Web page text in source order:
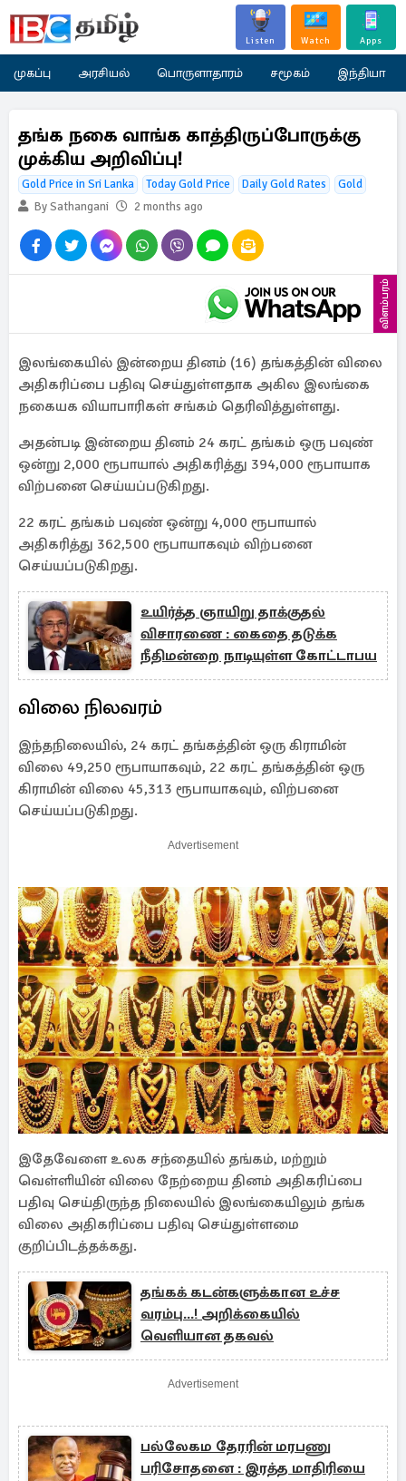
Listen Watch Apps
முகப்பு அரசியல் பொருளாதாரம் சமூகம் இந்தியா
தங்க நகை வாங்க காத்திருப்போருக்கு
முக்கிய அறிவிப்பு!
Gold Price in Sri Lanka Today Gold Price Daily Gold Rates
Gold
By Sathangani
2 months ago
விளம்பரம்
இலங்கையில் இன்றைய தினம் (16) தங்கத்தின் விலை
அதிகரிப்பை பதிவு செய்துள்ளதாக அகில இலங்கை
நகையக வியாபாரிகள் சங்கம் தெரிவித்துள்ளது.
அதன்படி இன்றைய தினம் 24 கரட் தங்கம் ஒரு பவுண்
ஒன்று 2,000 ரூபாயால் அதிகரித்து 394,000 ரூபாயாக
விற்பனை செய்யப்படுகிறது.
22 கரட் தங்கம் பவுண் ஒன்று 4,000 ரூபாயால்
அதிகரித்து 362,500 ரூபாயாகவும் விற்பனை
செய்யப்படுகிறது.
உயிர்த்த ஞாயிறு தாக்குதல்
விசாரணை : கைதை தடுக்க
நீதிமன்றை நாடியுள்ள கோட்டாபய
விலை நிலவரம்
இந்தநிலையில், 24 கரட் தங்கத்தின் ஒரு கிராமின்
விலை 49,250 ரூபாயாகவும், 22 கரட் தங்கத்தின் ஒரு
கிராமின் விலை 45,313 ரூபாயாகவும், விற்பனை
செய்யப்படுகிறது.
Advertisement
இதேவேளை உலக சந்தையில் தங்கம், மற்றும்
வெள்ளியின் விலை நேற்றைய தினம் அதிகரிப்பை
பதிவு செய்திருந்த நிலையில் இலங்கையிலும் தங்க
விலை அதிகரிப்பை பதிவு செய்துள்ளமை
குறிப்பிடத்தக்கது.
தங்கக் கடன்களுக்கான உச்ச
வரம்பு...! அறிக்கையில்
வெளியான தகவல்
Advertisement
பல்லேகம தேரரின் மரபணு
பரிசோதனை : இரத்த மாதிரியை